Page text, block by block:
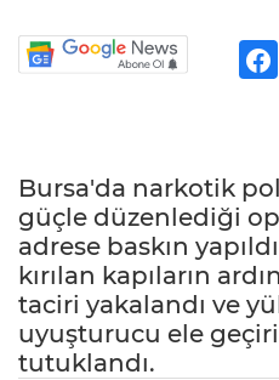
Bursa'da narkotik
güçle düzenlediği
adrese baskın
kırılan kapıların
taciri yakalandı ve
uyuşturucu ele
tutuklandı.